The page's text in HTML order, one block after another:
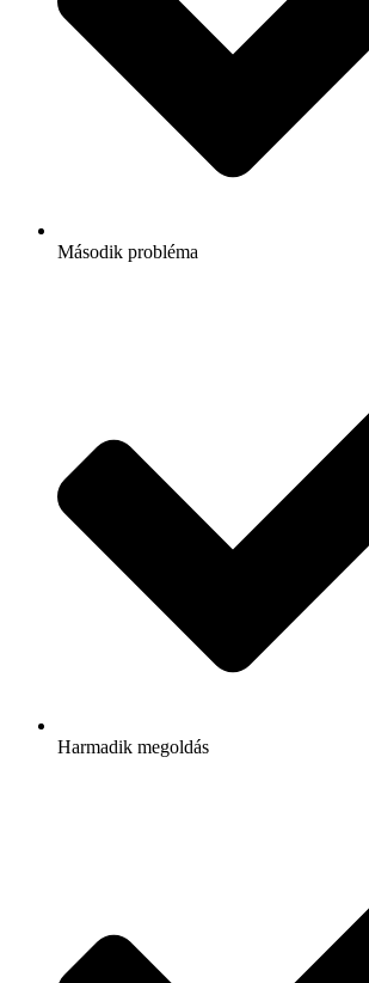
Második probléma
Harmadik megoldás